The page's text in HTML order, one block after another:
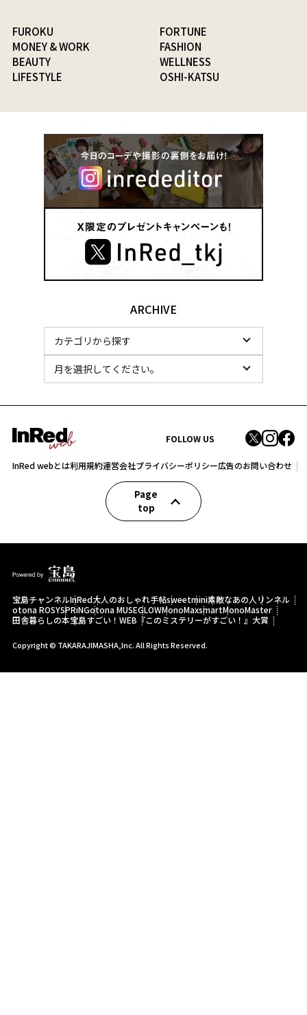
FUROKU
FORTUNE
MONEY & WORK
FASHION
BEAUTY
WELLNESS
LIFESTYLE
OSHI-KATSU
ARCHIVE
FOLLOW US
InRed webとは利用規約運営会社プライバシーポリシー広告のお問い合わせ
Page
top
宝島チャンネルInRed大人のおしゃれ手帖sweetmini素敵なあの人 リンネル
otona ROSYSPRiNGotona MUSEGLOWMonoMaxsmartMonoMaster
田舎暮らしの本宝島すごい！WEB 『このミステリーがすごい！』大賞
Copyright © TAKARAJIMASHA,Inc. All Rights Reserved.